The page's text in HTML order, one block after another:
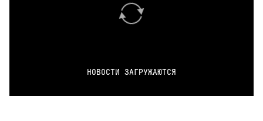
НОВОСТИ ЗАГРУЖАЮТСЯ